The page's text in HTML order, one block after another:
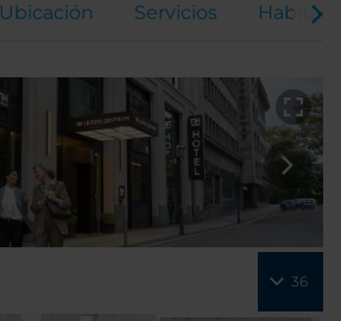
Ubicación Servicios
36